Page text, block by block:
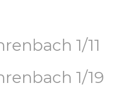
1/11
1/19